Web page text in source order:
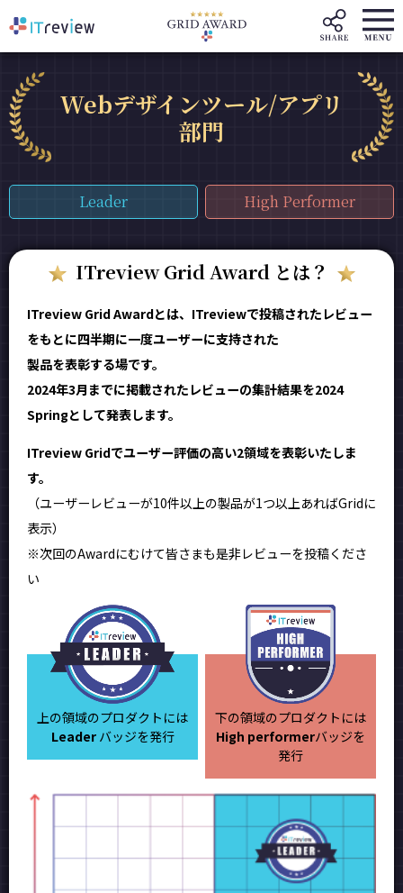
Webデザインツール/アプリ
部門
Leader High Performer
ITreview Grid Award とは？
ITreview Grid Awardとは、ITreviewで投稿されたレビュー
をもとに四半期に一度ユーザーに支持された
製品を表彰する場です。
2024年3月までに掲載されたレビューの集計結果を2024
Springとして発表します。
ITreview Gridでユーザー評価の高い2領域を表彰いたしま
す。
（ユーザーレビューが10件以上の製品が1つ以上あればGridに
表示）
※次回のAwardにむけて皆さまも是非レビューを投稿くださ
い
上の領域のプロダクトには
Leaderバッジを発行
下の領域のプロダクトには
High performerバッジを
発行